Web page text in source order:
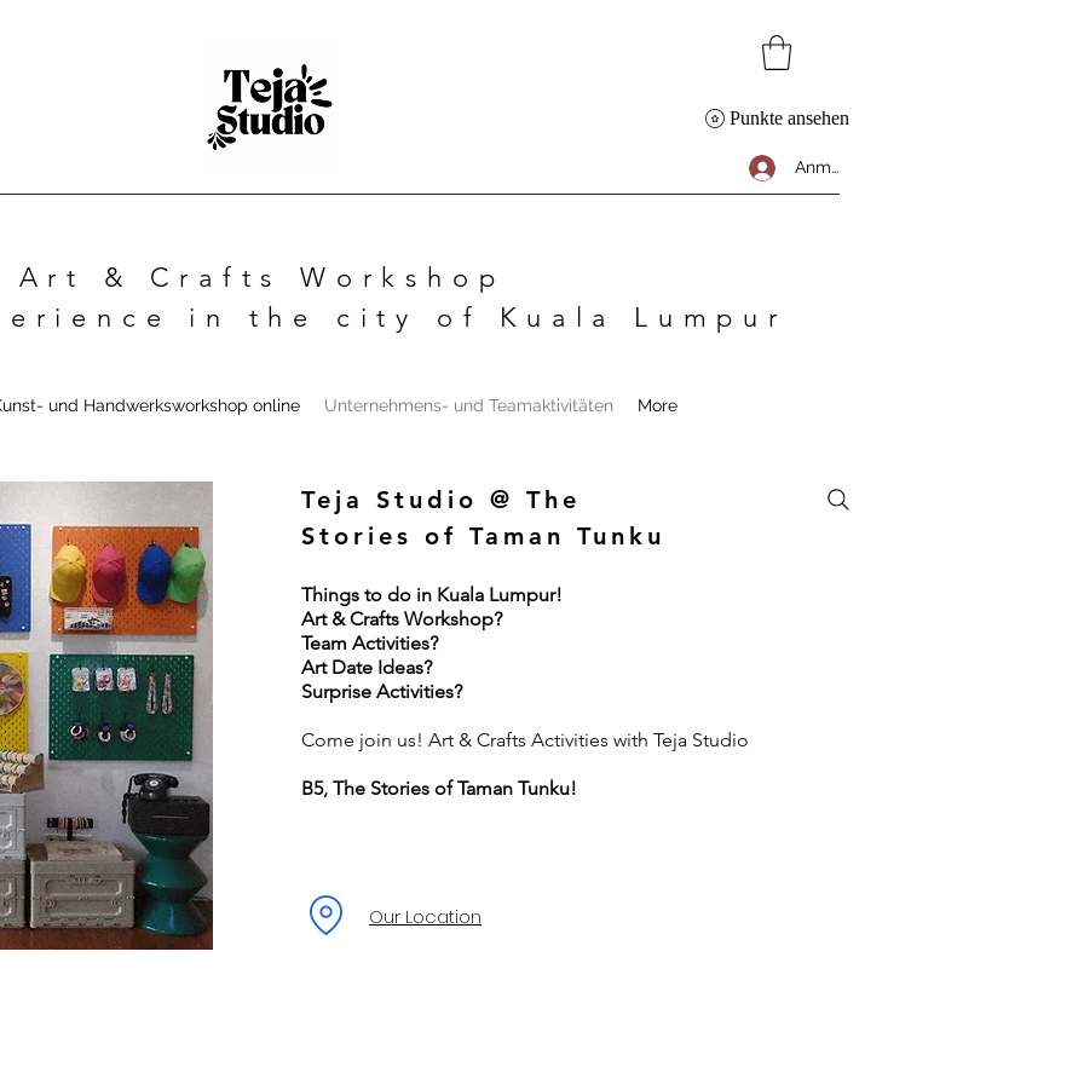
Punkte ansehen
Anmelden
Art & Crafts Workshop
in the city of Kuala Lumpur
und Handwerksworkshop online Unternehmens- und Teamaktivitäten More
Teja Studio @ The
Stories of Taman Tunku
Things to do in Kuala Lumpur!
Art & Crafts Workshop?
Team Activities?
Art Date Ideas?
Surprise Activities?
Come join us! Art & Crafts Activities with Teja Studio
B5, The Stories of Taman Tunku!
Our Location